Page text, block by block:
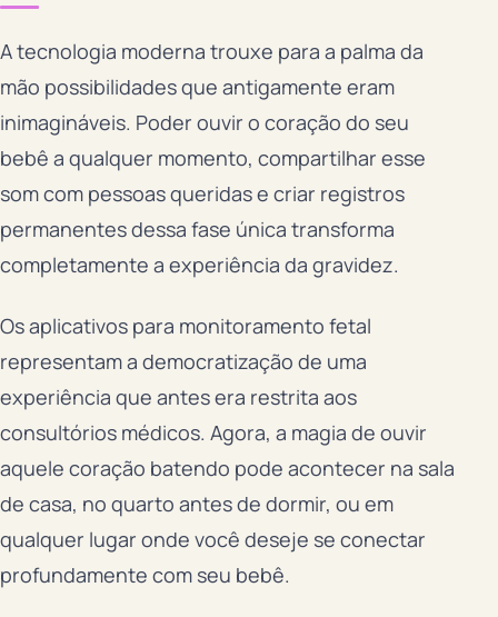
A tecnologia moderna trouxe para a palma da
mão possibilidades que antigamente eram
inimagináveis. Poder ouvir o coração do seu
bebê a qualquer momento, compartilhar esse
som com pessoas queridas e criar registros
permanentes dessa fase única transforma
completamente a experiência da gravidez.
Os aplicativos para monitoramento fetal
representam a democratização de uma
experiência que antes era restrita aos
consultórios médicos. Agora, a magia de ouvir
aquele coração batendo pode acontecer na sala
de casa, no quarto antes de dormir, ou em
qualquer lugar onde você deseje se conectar
profundamente com seu bebê.